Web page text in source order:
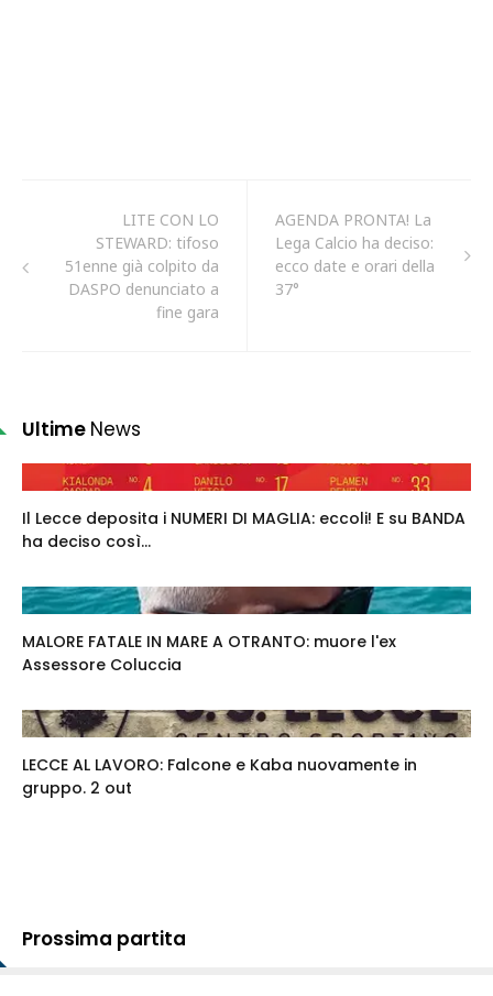
LITE CON LO
STEWARD: tifoso
51enne già colpito da
DASPO denunciato a
fine gara
AGENDA PRONTA! La
Lega Calcio ha deciso:
ecco date e orari della
37°
Ultime News
Il Lecce deposita i NUMERI DI MAGLIA: eccoli! E su BANDA
ha deciso così...
MALORE FATALE IN MARE A OTRANTO: muore l'ex
Assessore Coluccia
LECCE AL LAVORO: Falcone e Kaba nuovamente in
gruppo. 2 out
Prossima partita